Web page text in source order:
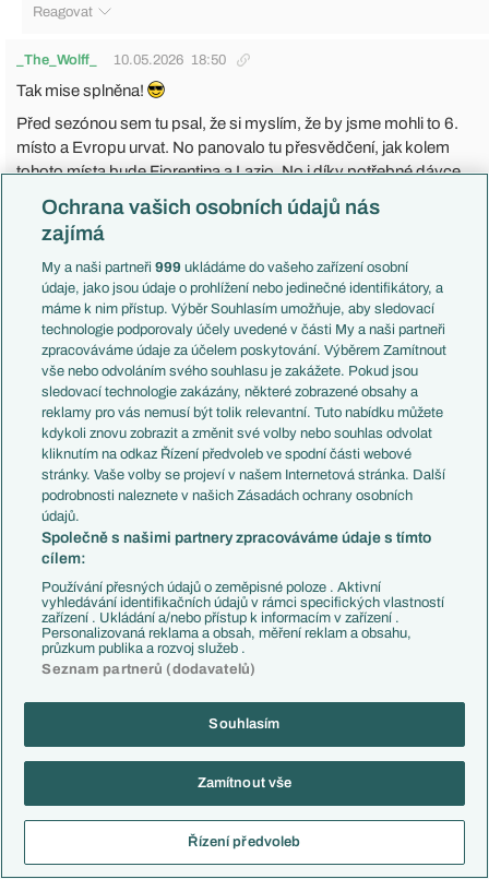
Reagovat
_The_Wolff_ 10.05.2026 18:50
Tak mise splněna!
Před sezónou sem tu psal, že si myslím, že by jsme mohli to 6.
místo a Evropu urvat. No panovalo tu přesvědčení, jak kolem
tohoto místa bude Fiorentina a Lazio. No i díky potřebné dávce
štěstí se zadařilo (hlavně tedy ony dva týmy nám to usnadnily
že..)
odešla síla a trošku se nám nedaří v obraně a vlastně ani v útoku.
Paz je tak 50% Pazem, přijde mi, že na to až moc tlačí, aby byl tím
rozdílovým hráčem. Nedávno tvrdil, jak je hlavou pořád v Comu
a že jak to bude po sezóně se rozhodne až skončí sezóna v Seria
A. No na hřišti tak ale nepůsobí. Baturina od tého povedeného
vstupu do nového roku spíš jen kazí, než že by něco ukazoval,
Diao se ještě nerozkoukal po zranění a Rodriguez měl teď také
slabé zápasy. Moratu ani nemusím zmiňovat..
Ještěže DaCunha a Perrone jsou stabilní a hrají dobře. Vlastně
celá záloha hraje pravidelně skvěle. Jen Caqueret vůbec
nenaplňuje cenovku a ani talent, jenž by měl (podle uživatele
Doumbia, co prý sleduje Ligue 1) mít. Každopádně, v zápase
útoku. Umíme to přesně centrovat i do vápna z hloubky (což byl
náš problém v minulé sezóně) a dobře vykrýváme rozehrávky
soupeře aktivním pressingem. Ztratíme li míč, okamžitě
napadáme a snažíme se jej vybojovat. Nečekáme na chyby
zápasech, ale nakonec se to povedlo a i v závěru nám síly stačí.
V útoku sem rád za Douvikase. ten má povedenou sezónu a
Jen teda ta jeho konzistence, kdy se trefí ve
velkých zápasů jít nemůžeme a chtělo by to hroťáka s čichem na
Ochrana vašich osobních údajů nás
zajímá
My a naši partneři999 ukládáme do vašeho zařízení osobní
údaje, jako jsou údaje o prohlížení nebo jedinečné identifikátory, a
máme k nim přístup. Výběr Souhlasím umožňuje, aby sledovací
technologie podporovaly účely uvedené v části My a naši partneři
zpracováváme údaje za účelem poskytování. Výběrem Zamítnout
vše nebo odvoláním svého souhlasu je zakážete. Pokud jsou
sledovací technologie zakázány, některé zobrazené obsahy a
reklamy pro vás nemusí být tolik relevantní. Tuto nabídku můžete
kdykoli znovu zobrazit a změnit své volby nebo souhlas odvolat
kliknutím na odkaz Řízení předvoleb ve spodní části webové
stránky. Vaše volby se projeví v našem Internetová stránka. Další
podrobnosti naleznete v našich Zásadách ochrany osobních
údajů.
Společně s našimi partnery zpracováváme údaje s tímto
cílem:
Používání přesných údajů o zeměpisné poloze . Aktivní
vyhledávání identifikačních údajů v rámci specifických vlastností
zařízení . Ukládání a/nebo přístup k informacím v zařízení .
Personalizovaná reklama a obsah, měření reklam a obsahu,
průzkum publika a rozvoj služeb .
Seznam partnerů (dodavatelů)
Souhlasím
Zamítnout vše
Řízení předvoleb